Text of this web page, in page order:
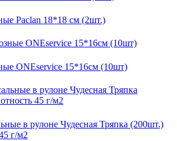
Paclan 18*18 см (2шт.)
ONEservice 15*16см (10шт)
в рулоне Чудесная Тряпка (200шт.)
г/м2